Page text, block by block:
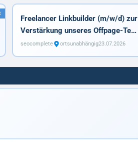
Freelancer Linkbuilder (m/w/d) zur
Verstärkung unseres Offpage-Te…
seocomplete ortsunabhängig23.07.2026